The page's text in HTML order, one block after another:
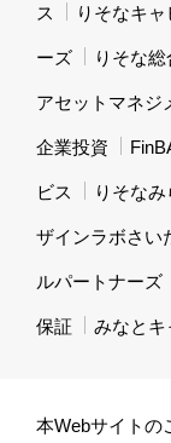
ス りそなキ
ーズ りそな
アセットマネジ
企業投資
ビス りそな
ザインラボさい
ルパートナーズ
保証 みなとキ
本Webサイトの